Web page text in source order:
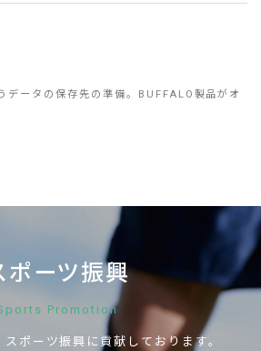
データの保存先の準備。BUFFALO製品がオ
ポーツ振興
Promotion
スポーツ振興に貢献しております。